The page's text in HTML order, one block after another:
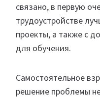
связано, в первую
трудоустройстве
проекты, а также с
для обучения.
Самостоятельное
решение проблемы